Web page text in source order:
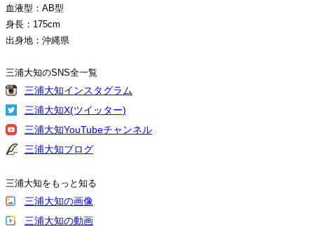
血液型：AB型
身長：175cm
出身地：沖縄県
三浦大知のSNS全一覧
三浦大知インスタグラム
三浦大知X(ツイッター)
三浦大知YouTubeチャンネル
三浦大知ブログ
三浦大知をもっと知る
三浦大知の画像
三浦大知の動画